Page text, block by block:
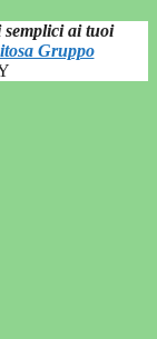
semplici ai tuoi
Gruppo